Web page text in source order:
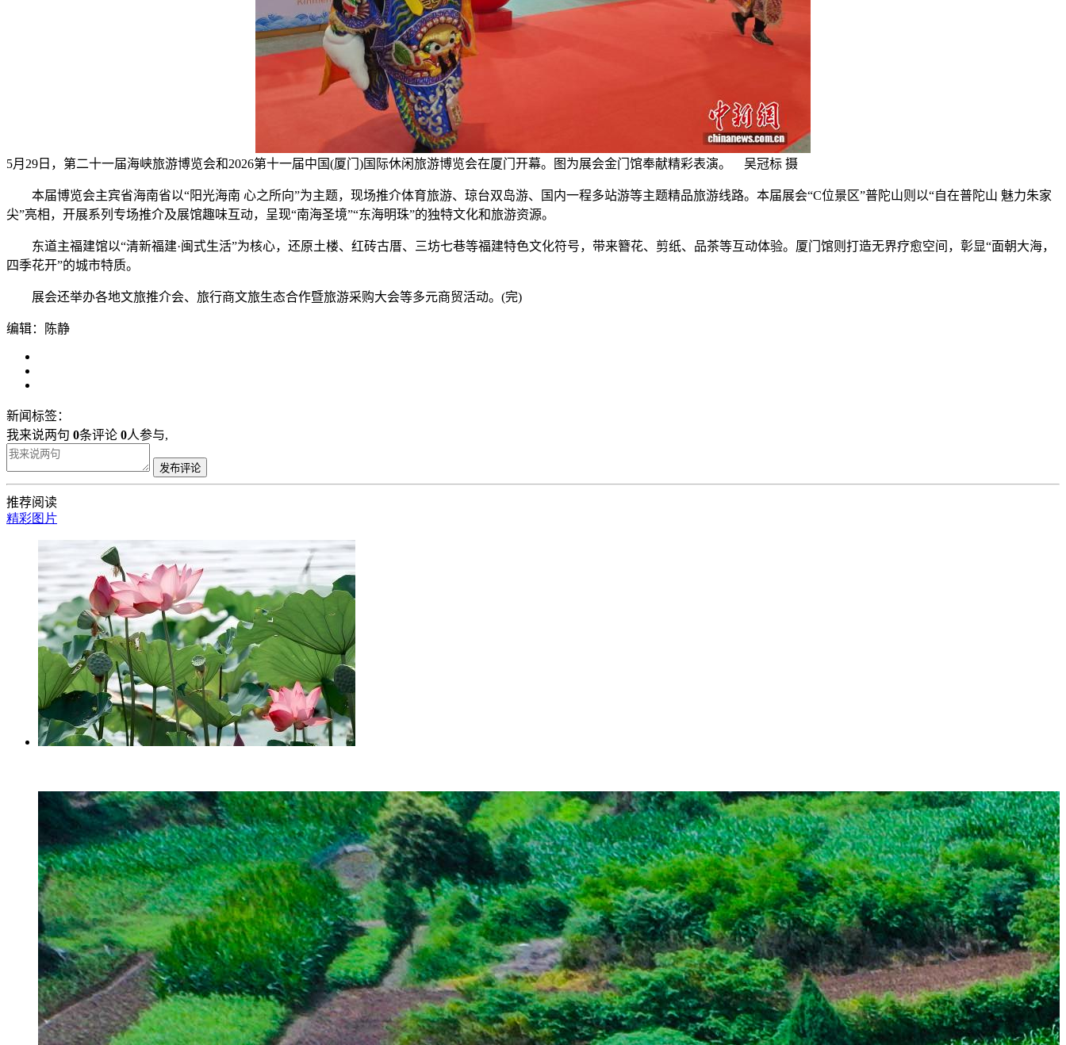
5月29日，第二十一届海峡旅游博览会和2026第十一届中国(厦门)国际休闲旅游博览会在厦门开幕。图为展会金门馆奉献精彩表演。 吴冠标 摄
本届博览会主宾省海南省以“阳光海南 心之所向”为主题，现场推介体育旅游、琼台双岛游、国内一程多站游等主题精品旅游线路。本届展会“C位景区”普陀山则以“自在普陀山 魅力朱家
尖”亮相，开展系列专场推介及展馆趣味互动，呈现“南海圣境”“东海明珠”的独特文化和旅游资源。
东道主福建馆以“清新福建·闽式生活”为核心，还原土楼、红砖古厝、三坊七巷等福建特色文化符号，带来簪花、剪纸、品茶等互动体验。厦门馆则打造无界疗愈空间，彰显“面朝大海，
四季花开”的城市特质。
展会还举办各地文旅推介会、旅行商文旅生态合作暨旅游采购大会等多元商贸活动。(完)
编辑：陈静
新闻标签：
我来说两句 0条评论 0人参与,
发布评论
推荐阅读